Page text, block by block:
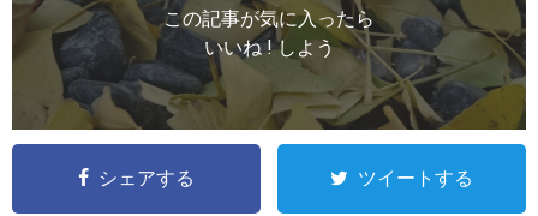
この記事が気に入ったら
いいね ! しよう
シェアする ツイートする